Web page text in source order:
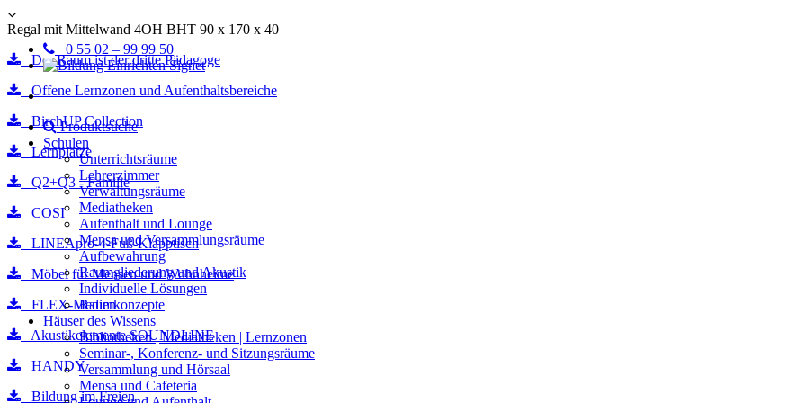
Regal mit Mittelwand 4OH BHT 90 x 170 x 40
Der Raum ist der dritte Pädagoge
Offene Lernzonen und Aufenthaltsbereiche
BirchUP Collection
Lernplätze
Q2+Q3 - Familie
COSI
LINEApro-4-Fuß-Klapptisch
Möbel für Mensen und Wohnheime
FLEX-Medien
Akustikelemente SOUNDLINE
HANDY
Bildung im Freien
0 55 02 – 99 99 50
Produktsuche
Schulen
Unterrichtsräume
Lehrerzimmer
Verwaltungsräume
Mediatheken
Aufenthalt und Lounge
Mensa und Versammlungsräume
Aufbewahrung
Raumgliederung und Akustik
Individuelle Lösungen
Raumkonzepte
Häuser des Wissens
Bibliotheken | Mediatheken | Lernzonen
Seminar-, Konferenz- und Sitzungsräume
Versammlung und Hörsaal
Mensa und Cafeteria